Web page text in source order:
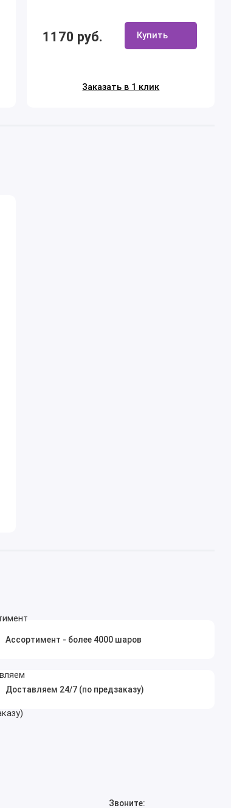
1170 руб. Купить
Заказать в 1 клик
Ассортимент - более 4000 шаров
Доставляем 24/7 (по предзаказу)
Звоните: